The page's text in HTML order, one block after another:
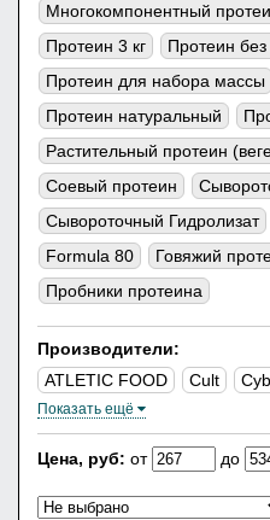
Многокомпонентный
Протеин 3 кг
Протеин без
Протеин для набора массы
Протеин натуральный
Растительный протеин
Соевый протеин
Сывороточный Гидролизат
Formula 80
Говяжий
Пробники протеина
Производители:
ATLETIC FOOD
Cult
Galvanize Nutrition
RPS Nutrition
Syntrax
Показать ещё
Цена, руб: от до